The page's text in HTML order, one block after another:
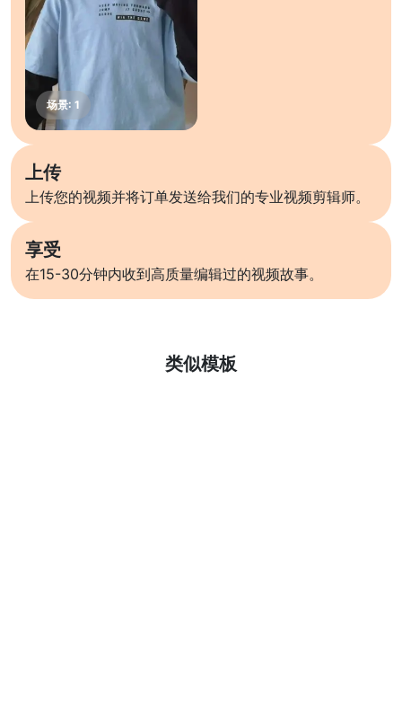
上传
上传您的视频并将订单发送给我们的专业视频剪辑师。
享受
在15-30分钟内收到高质量编辑过的视频故事。
类似模板
了解更多